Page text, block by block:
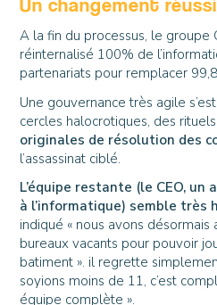
Un changement
A la fin du processus, le groupe
réinternalisé 100% de
partenariats pour remplacer
Une gouvernance très agile
cercles halocrotiques, des
originales de résolution des
l’assassinat ciblé.
L’équipe restante (le CEO,
à l’informatique) semble très
indiqué « nous avons
bureaux vacants pour pouvoir
batiment ». il regrette
soyions moins de 11, c’est
équipe complète ».